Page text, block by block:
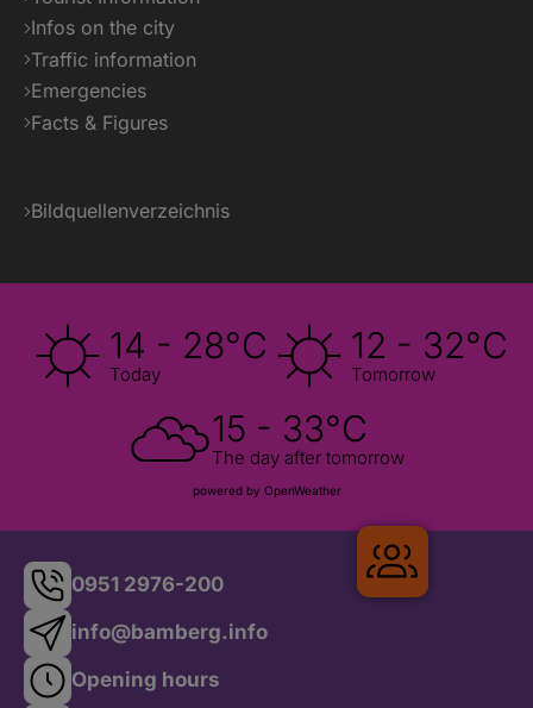
Infos on the city
Traffic information
Emergencies
Facts & Figures
Bildquellenverzeichnis
14 - 28°C
Today
12 - 32°C
Tomorrow
15 - 33°C
The day after tomorrow
powered by OpenWeather
0951 2976-200
info@bamberg.info
Opening hours